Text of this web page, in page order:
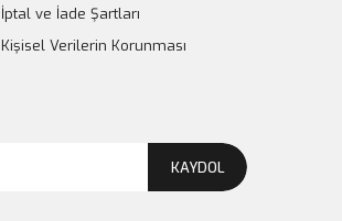
İptal ve İade Şartları
Kişisel Verilerin Korunması
KAYDOL